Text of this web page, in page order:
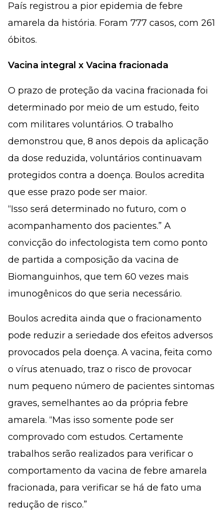
País registrou a pior epidemia de febre
amarela da história. Foram 777 casos, com 261
óbitos.
Vacina integral x Vacina fracionada
O prazo de proteção da vacina fracionada foi
determinado por meio de um estudo, feito
com militares voluntários. O trabalho
demonstrou que, 8 anos depois da aplicação
da dose reduzida, voluntários continuavam
protegidos contra a doença. Boulos acredita
que esse prazo pode ser maior.
“Isso será determinado no futuro, com o
acompanhamento dos pacientes.” A
convicção do infectologista tem como ponto
de partida a composição da vacina de
Biomanguinhos, que tem 60 vezes mais
imunogênicos do que seria necessário.
Boulos acredita ainda que o fracionamento
pode reduzir a seriedade dos efeitos adversos
provocados pela doença. A vacina, feita como
o vírus atenuado, traz o risco de provocar
num pequeno número de pacientes sintomas
graves, semelhantes ao da própria febre
amarela. “Mas isso somente pode ser
comprovado com estudos. Certamente
trabalhos serão realizados para verificar o
comportamento da vacina de febre amarela
fracionada, para verificar se há de fato uma
redução de risco.”